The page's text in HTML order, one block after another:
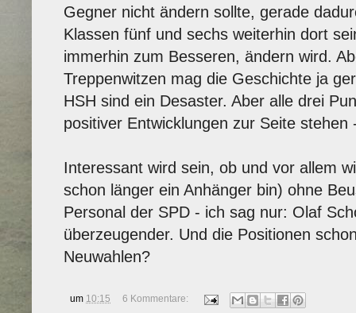
Gegner nicht ändern sollte, gerade
Klassen fünf und sechs weiterhin dort
immerhin zum Besseren, ändern wird.
Treppenwitzen mag die Geschichte ja
HSH sind ein Desaster. Aber alle drei
positiver Entwicklungen zur Seite
Interessant wird sein, ob und vor allem
schon länger ein Anhänger bin) ohne
Personal der SPD - ich sag nur: Olaf
überzeugender. Und die Positionen
Neuwahlen?
um 10:15 6 Kommentare: